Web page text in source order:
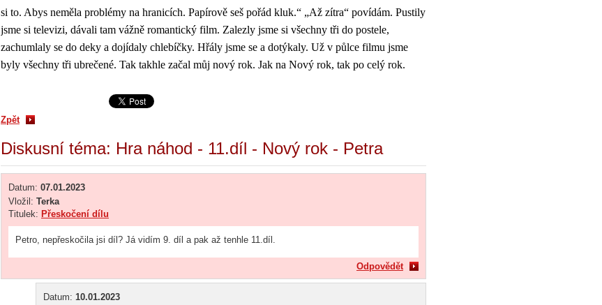
si to. Abys neměla problémy na hranicích. Papírově seš pořád kluk.“ „Až zítra“ povídám. Pustily
jsme si televizi, dávali tam vážně romantický film. Zalezly jsme si všechny tři do postele,
zachumlaly se do deky a dojídaly chlebíčky. Hřály jsme se a dotýkaly. Už v půlce filmu jsme
byly všechny tři ubrečené. Tak takhle začal můj nový rok. Jak na Nový rok, tak po celý rok.
Zpět
Diskusní téma: Hra náhod - 11.díl - Nový rok - Petra
Datum: 07.01.2023
Vložil: Terka
Titulek: Přeskočení dílu
Petro, nepřeskočila jsi díl? Já vidím 9. díl a pak až tenhle 11.díl.
Odpovědět
Datum: 10.01.2023